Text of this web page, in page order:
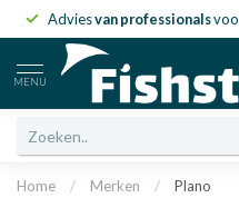
Adviesvan professionals
MENU
Home / Merken / Plano